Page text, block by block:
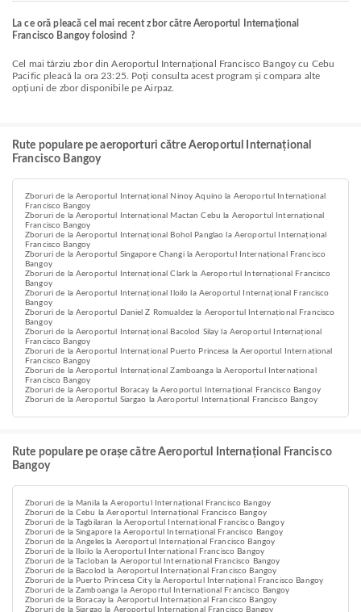
La ce oră pleacă cel mai recent zbor către Aeroportul Internațional
Francisco Bangoy folosind ?
Cel mai târziu zbor din Aeroportul Internațional Francisco Bangoy cu Cebu
Pacific pleacă la ora 23:25. Poți consulta acest program și compara alte
opțiuni de zbor disponibile pe Airpaz.
Rute populare pe aeroporturi către Aeroportul Internațional
Francisco Bangoy
Zboruri de la Aeroportul Internațional Ninoy Aquino la Aeroportul Internațional
Francisco Bangoy
Zboruri de la Aeroportul Internațional Mactan Cebu la Aeroportul Internațional
Francisco Bangoy
Zboruri de la Aeroportul Internațional Bohol Panglao la Aeroportul Internațional
Francisco Bangoy
Zboruri de la Aeroportul Singapore Changi la Aeroportul Internațional Francisco
Bangoy
Zboruri de la Aeroportul Internațional Clark la Aeroportul Internațional Francisco
Bangoy
Zboruri de la Aeroportul Internațional Iloilo la Aeroportul Internațional Francisco
Bangoy
Zboruri de la Aeroportul Daniel Z Romualdez la Aeroportul Internațional Francisco
Bangoy
Zboruri de la Aeroportul Internațional Bacolod Silay la Aeroportul Internațional
Francisco Bangoy
Zboruri de la Aeroportul Internațional Puerto Princesa la Aeroportul Internațional
Francisco Bangoy
Zboruri de la Aeroportul Internațional Zamboanga la Aeroportul Internațional
Francisco Bangoy
Zboruri de la Aeroportul Boracay la Aeroportul Internațional Francisco Bangoy
Zboruri de la Aeroportul Siargao la Aeroportul Internațional Francisco Bangoy
Rute populare pe orașe către Aeroportul Internațional Francisco
Bangoy
Zboruri de la Manila la Aeroportul Internațional Francisco Bangoy
Zboruri de la Cebu la Aeroportul Internațional Francisco Bangoy
Zboruri de la Tagbilaran la Aeroportul Internațional Francisco Bangoy
Zboruri de la Singapore la Aeroportul Internațional Francisco Bangoy
Zboruri de la Angeles la Aeroportul Internațional Francisco Bangoy
Zboruri de la Iloilo la Aeroportul Internațional Francisco Bangoy
Zboruri de la Tacloban la Aeroportul Internațional Francisco Bangoy
Zboruri de la Bacolod la Aeroportul Internațional Francisco Bangoy
Zboruri de la Puerto Princesa City la Aeroportul Internațional Francisco Bangoy
Zboruri de la Zamboanga la Aeroportul Internațional Francisco Bangoy
Zboruri de la Boracay la Aeroportul Internațional Francisco Bangoy
Zboruri de la Siargao la Aeroportul Internațional Francisco Bangoy